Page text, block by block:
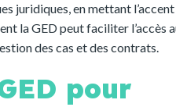
juridiques, en mettant
la GED peut faciliter l’accès
des cas et des contrats.
pour